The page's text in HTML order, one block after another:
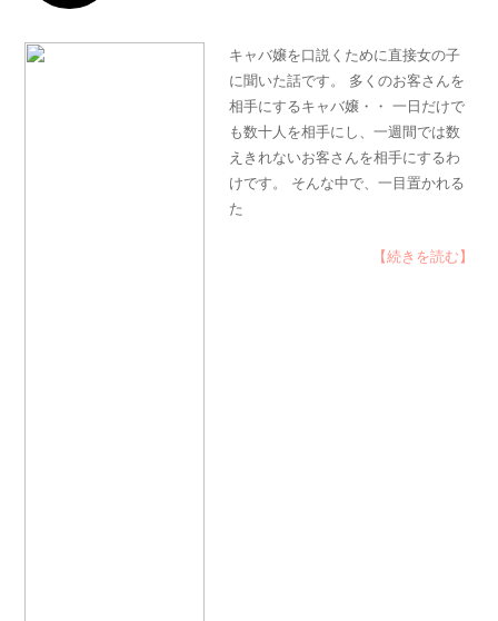
キャバ嬢を口説くために直接女の子
に聞いた話です。 多くのお客さんを
相手にするキャバ嬢・・ 一日だけで
も数十人を相手にし、一週間では数
えきれないお客さんを相手にするわ
けです。 そんな中で、一目置かれる
た
【続きを読む】